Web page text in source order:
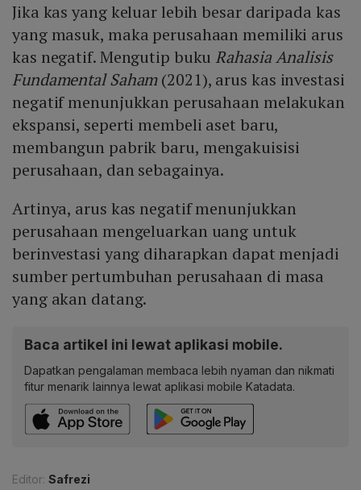
Jika kas yang keluar lebih besar daripada kas
yang masuk, maka perusahaan memiliki arus
kas negatif. Mengutip buku Rahasia Analisis
Fundamental Saham(2021), arus kas investasi
negatif menunjukkan perusahaan melakukan
ekspansi, seperti membeli aset baru,
membangun pabrik baru, mengakuisisi
perusahaan, dan sebagainya.
Artinya, arus kas negatif menunjukkan
perusahaan mengeluarkan uang untuk
berinvestasi yang diharapkan dapat menjadi
sumber pertumbuhan perusahaan di masa
yang akan datang.
Baca artikel ini lewat aplikasi mobile.
Dapatkan pengalaman membaca lebih nyaman dan nikmati
fitur menarik lainnya lewat aplikasi mobile Katadata.
Editor: Safrezi